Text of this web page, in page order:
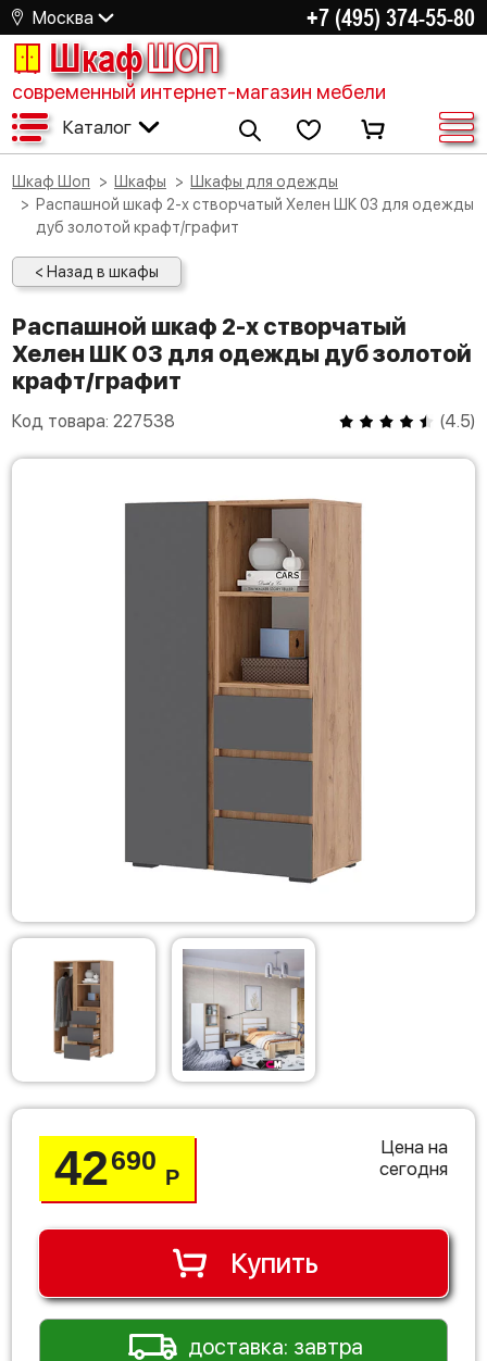
Москва +7 (495) 374-55-80
ШкафШОП
современный интернет-магазин мебели
Каталог
Шкаф Шоп Шкафы
Шкафы для одежды
Распашной шкаф 2-х створчатый Хелен ШК 03 для одежды
дуб золотой крафт/графит
< Назад в шкафы
Распашной шкаф 2-х створчатый
Хелен ШК 03 для одежды дуб золотой
крафт/графит
Код товара: 227538 (4.5)
42690
Р
Цена на
сегодня
Купить
доставка: завтра